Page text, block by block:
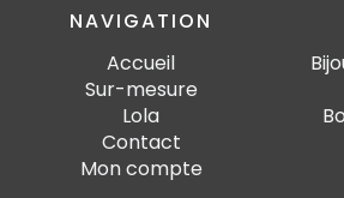
NAVIGATION
Accueil
Sur-mesure
Lola
Contact
Mon compte